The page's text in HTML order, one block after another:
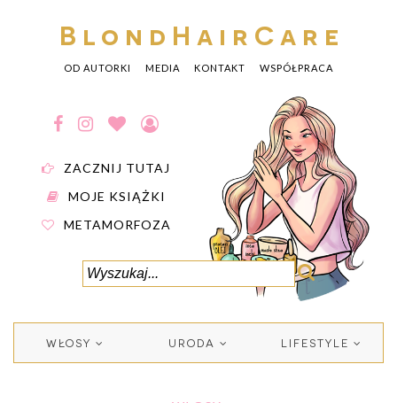
BlondHairCare
OD AUTORKI MEDIA KONTAKT WSPÓŁPRACA
ZACZNIJ TUTAJ
MOJE KSIĄŻKI
METAMORFOZA
WŁOSY URODA LIFESTYLE